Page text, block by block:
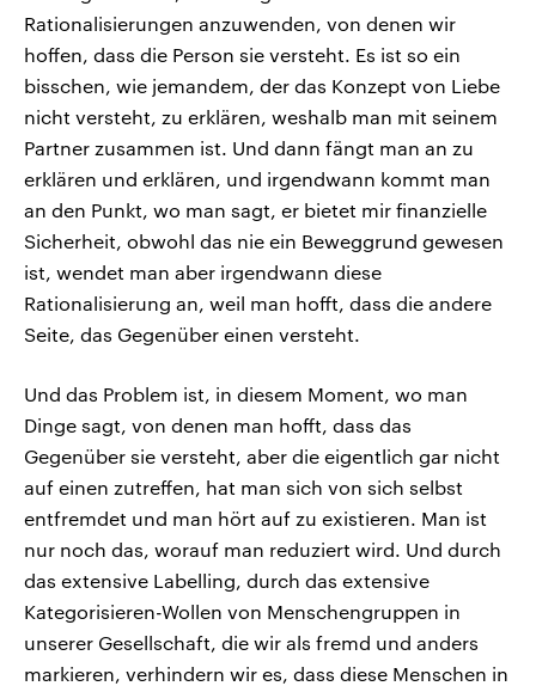
Rationalisierungen anzuwenden, von denen wir
hoffen, dass die Person sie versteht. Es ist so ein
bisschen, wie jemandem, der das Konzept von Liebe
nicht versteht, zu erklären, weshalb man mit seinem
Partner zusammen ist. Und dann fängt man an zu
erklären und erklären, und irgendwann kommt man
an den Punkt, wo man sagt, er bietet mir finanzielle
Sicherheit, obwohl das nie ein Beweggrund gewesen
ist, wendet man aber irgendwann diese
Rationalisierung an, weil man hofft, dass die andere
Seite, das Gegenüber einen versteht.
Und das Problem ist, in diesem Moment, wo man
Dinge sagt, von denen man hofft, dass das
Gegenüber sie versteht, aber die eigentlich gar nicht
auf einen zutreffen, hat man sich von sich selbst
entfremdet und man hört auf zu existieren. Man ist
nur noch das, worauf man reduziert wird. Und durch
das extensive Labelling, durch das extensive
Kategorisieren-Wollen von Menschengruppen in
unserer Gesellschaft, die wir als fremd und anders
markieren, verhindern wir es, dass diese Menschen in